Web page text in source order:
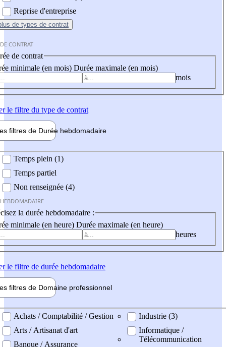
Reprise d'entreprise
de types de contrat
CONTRAT
de contrat
minimale (en mois) Durée maximale (en mois)
mois
le filtre du type de contrat
filtres de Durée hebdomadaire
Temps plein (1)
Temps partiel
Non renseignée (4)
la durée hebdomadaire :
minimale (en heure) Durée maximale (en heure)
heures
le filtre de durée hebdomadaire
filtres de Domaine professionnel
professionel
Achats / Comptabilité / Gestion
Arts / Artisanat d'art
Banque / Assurance
Industrie (3)
Informatique /
Télécommunication